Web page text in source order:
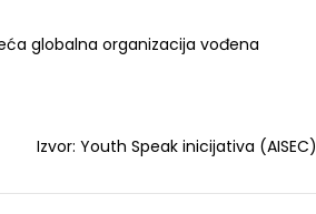
globalna organizacija vođena
Izvor: Youth Speak inicijativa (AISEC)